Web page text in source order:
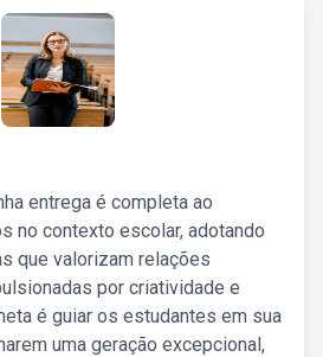
entrega é completa ao
no contexto escolar, adotando
que valorizam relações
por criatividade e
é guiar os estudantes em sua
uma geração excepcional,